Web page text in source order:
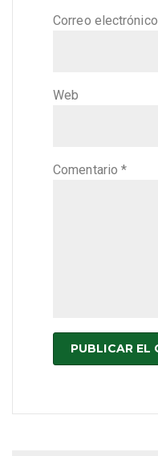
Correo electrónico
Web
Comentario*